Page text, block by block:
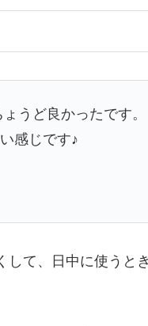
うど良かったです。
感じです♪
して、日中に使うと